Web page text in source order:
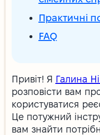
Практичні
FAQ
Привіт! Я Галина
розповісти вам
користуватися
Це потужний
вам знайти